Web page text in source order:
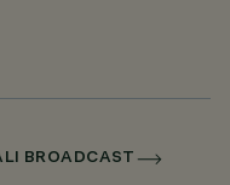
BROADCAST